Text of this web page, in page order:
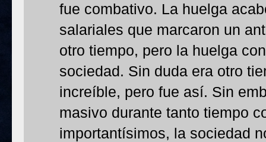
fue combativo. La huelga
salariales que marcaron un
otro tiempo, pero la huelga
sociedad. Sin duda era otro
increíble, pero fue así. Sin
masivo durante tanto tiempo
importantísimos, la sociedad